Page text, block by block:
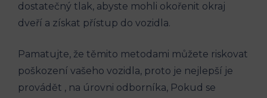
dostatečný ⁢tlak,​ abyste mohli okořenit okraj
dveří a získat přístup do vozidla.
Pamatujte, že těmito metodami můžete riskovat
poškození vašeho ‍vozidla, proto⁣ je nejlepší je
provádět , na úrovni odborníka, Pokud se